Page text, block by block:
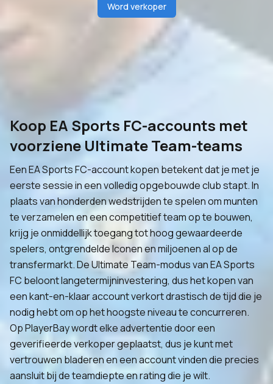
Word verkoper
Koop EA Sports FC-accounts met
voorziene Ultimate Team-teams
Een EA Sports FC-account kopen betekent dat je met je
eerste sessie in een volledig opgebouwde club stapt. In
plaats van honderden wedstrijden te spelen om munten
te verzamelen en een competitief team op te bouwen,
krijg je onmiddellijk toegang tot hoog gewaardeerde
spelers, ontgrendelde Iconen en miljoenen al op de
transfermarkt. De Ultimate Team-modus van EA Sports
FC beloont langetermijninvestering, dus het kopen van
een kant-en-klaar account verkort drastisch de tijd die je
nodig hebt om op het hoogste niveau te concurreren.
Op PlayerBay wordt elke advertentie door een
geverifieerde verkoper geplaatst, dus je kunt met
vertrouwen bladeren en een account vinden die precies
aansluit bij de teamdiepte en rating die je wilt.